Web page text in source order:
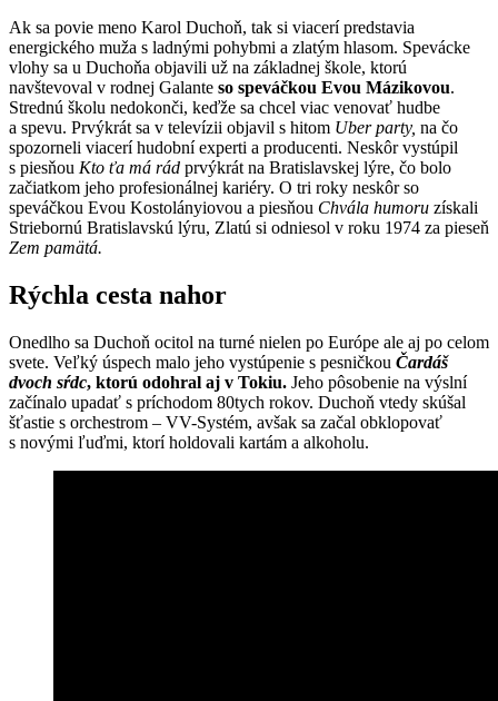
Ak sa povie meno Karol Duchoň, tak si viacerí predstavia
energického muža s ladnými pohybmi a zlatým hlasom. Spevácke
vlohy sa u Duchoňa objavili už na základnej škole, ktorú
navštevoval v rodnej Galante so speváčkou Evou Mázikovou.
Strednú školu nedokonči, keďže sa chcel viac venovať hudbe
a spevu. Prvýkrát sa v televízii objavil s hitom Uber party, na čo
spozorneli viacerí hudobní experti a producenti. Neskôr vystúpil
s piesňou Kto ťa má rád prvýkrát na Bratislavskej lýre, čo bolo
začiatkom jeho profesionálnej kariéry. O tri roky neskôr so
speváčkou Evou Kostolányiovou a piesňou Chvála humoru získali
Striebornú Bratislavskú lýru, Zlatú si odniesol v roku 1974 za pieseň
Zem pamätá.
Rýchla cesta nahor
Onedlho sa Duchoň ocitol na turné nielen po Európe ale aj po celom
svete. Veľký úspech malo jeho vystúpenie s pesničkou Čardáš
dvoch sŕdc, ktorú odohral aj v Tokiu. Jeho pôsobenie na výslní
začínalo upadať s príchodom 80tych rokov. Duchoň vtedy skúšal
šťastie s orchestrom – VV-Systém, avšak sa začal obklopovať
s novými ľuďmi, ktorí holdovali kartám a alkoholu.